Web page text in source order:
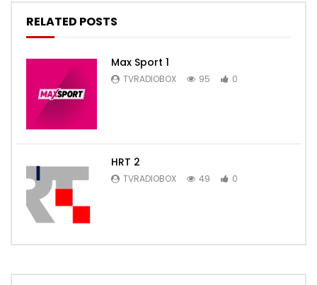
RELATED POSTS
Max Sport 1
TVRADIOBOX 95 0
HRT 2
TVRADIOBOX 49 0